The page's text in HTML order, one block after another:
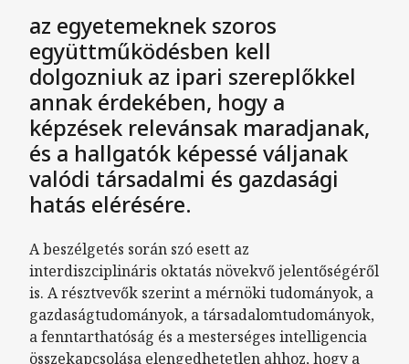
az egyetemeknek szoros
együttműködésben kell
dolgozniuk az ipari szereplőkkel
annak érdekében, hogy a
képzések relevánsak maradjanak,
és a hallgatók képessé váljanak
valódi társadalmi és gazdasági
hatás elérésére.
A beszélgetés során szó esett az
interdiszciplináris oktatás növekvő jelentőségéről
is. A résztvevők szerint a mérnöki tudományok, a
gazdaságtudományok, a társadalomtudományok,
a fenntarthatóság és a mesterséges intelligencia
összekapcsolása elengedhetetlen ahhoz, hogy a